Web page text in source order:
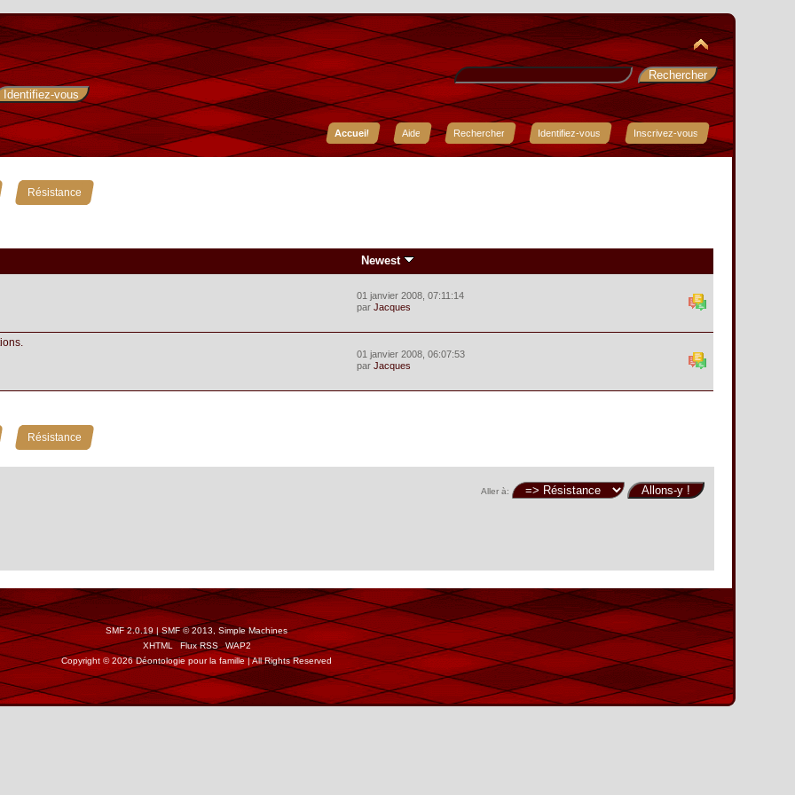
Accueil Aide Rechercher Identifiez-vous Inscrivez-vous
Résistance
Newest
01 janvier 2008, 07:11:14
parJacques
01 janvier 2008, 06:07:53
parJacques
Résistance
Aller à:
SMF 2.0.19 | SMF © 2013
Simple Machines
XHTML
Flux RSS
WAP2
Copyright © 2026 Déontologie pour la famille | All Rights Reserved